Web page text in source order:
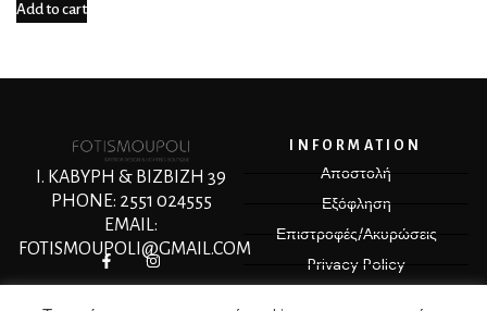
Add to cart
Ι. ΚΑΒΥΡΗ & ΒΙΖΒΙΖΗ 39
PHONE: 2551 024555
EMAIL:
FOTISMOUPOLI@GMAIL.COM
INFORMATION
Αποστολή
Εξόφληση
Επιστροφές/Ακυρώσεις
Privacy Policy